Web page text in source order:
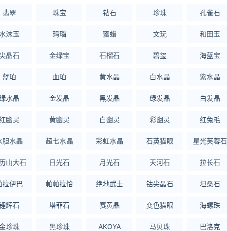
翡翠 珠宝 钻石 珍珠 孔雀石
水沫玉 玛瑙 蜜蜡 文玩 和田玉
晶石 金绿宝 石榴石 碧玺 海蓝宝
蓝珀 血珀 黄水晶 白水晶 紫水晶
水晶 金发晶 黑发晶 绿发晶 白发晶
幽灵 黄幽灵 白幽灵 彩幽灵 红兔毛
胆水晶 超七水晶 彩虹水晶 石英猫眼 星光芙蓉石
山大石 日光石 月光石 天河石 拉长石
拉伊巴 帕帕拉恰 绝地武士 钴尖晶石 坦桑石
辉石 塔菲石 赛黄晶 变色猫眼 海螺珠
珍珠 黑珍珠 AKOYA 马贝珠 巴洛克